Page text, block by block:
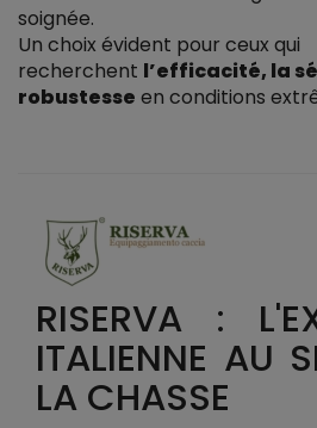
soignée.
Un choix évident pour ceux qui
recherchent l’efficacité, la
robustesse en conditions
RISERVA :
ITALIENNE AU
LA CHASSE